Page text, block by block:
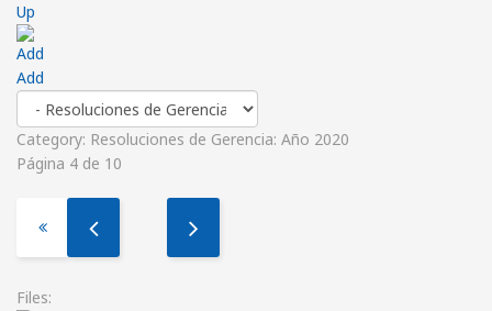
Up
Add
Category: Resoluciones de Gerencia: Año 2020
Página 4 de 10
Files: